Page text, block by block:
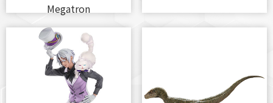
Megatron